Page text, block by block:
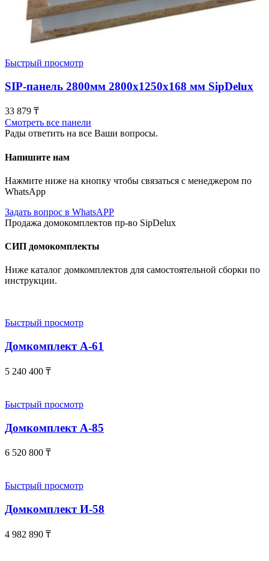
Быстрый просмотр
SIP-панель 2800мм 2800x1250x168 мм SipDelux
33 879 ₸
Смотреть все панели
Рады ответить на все Ваши вопросы.
Напишите нам
Нажмите ниже на кнопку чтобы связаться с менеджером по
WhatsApp
Задать вопрос в WhatsAPP
Продажа домокомплектов пр-во SipDelux
СИП домокомплекты
Ниже каталог домкомплектов для самостоятельной сборки по
инструкции.
Быстрый просмотр
Домкомплект А-61
5 240 400 ₸
Быстрый просмотр
Домкомплект А-85
6 520 800 ₸
Быстрый просмотр
Домкомплект И-58
4 982 890 ₸